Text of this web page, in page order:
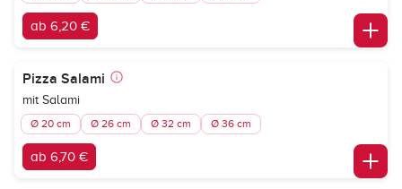
ab 6,20 €
Pizza Salami
mit Salami
Ø 20 cm Ø 26 cm Ø 32 cm Ø 36 cm
ab 6,70 €